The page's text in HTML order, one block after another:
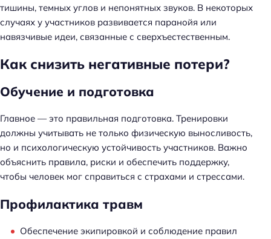
тишины, темных углов и непонятных звуков. В некоторых
случаях у участников развивается паранойя или
навязчивые идеи, связанные с сверхъестественным.
Как снизить негативные потери?
Обучение и подготовка
Главное — это правильная подготовка. Тренировки
должны учитывать не только физическую выносливость,
но и психологическую устойчивость участников. Важно
объяснить правила, риски и обеспечить поддержку,
чтобы человек мог справиться с страхами и стрессами.
Профилактика травм
Обеспечение экипировкой и соблюдение правил
Н
й
и